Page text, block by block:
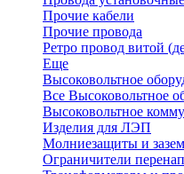
Прочие кабели
Прочие провода
Ретро провод витой
Еще
Высоковольтное
Все Высоковольтное
Высоковольтное
Изделия для ЛЭП
Молниезащиты и
Ограничители